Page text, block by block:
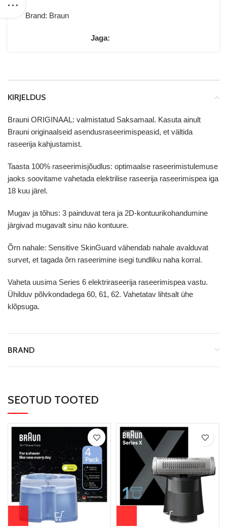
Brand: Braun
Jaga:
KIRJELDUS
Brauni ORIGINAAL: valmistatud Saksamaal. Kasuta ainult
Brauni originaalseid asendusraseerimispeasid, et vältida
raseerija kahjustamist.
Taasta 100% raseerimisjõudlus: optimaalse raseerimistulemuse
jaoks soovitame vahetada elektrilise raseerija raseerimispea iga
18 kuu järel.
Mugav ja tõhus: 3 painduvat tera ja 2D-kontuurikohandumine
järgivad mugavalt sinu näo kontuure.
Õrn nahale: Sensitive SkinGuard vähendab nahale avalduvat
survet, et tagada õrn raseerimine isegi tundliku naha korral.
Vaheta uusima Series 6 elektriraseerija raseerimispea vastu.
Ühilduv põlvkondadega 60, 61, 62. Vahetatav lihtsalt ühe
klõpsuga.
BRAND
SEOTUD TOOTED